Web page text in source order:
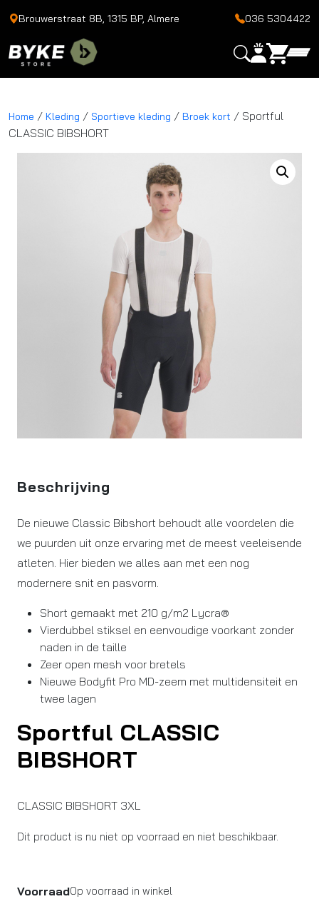
Brouwerstraat 8B, 1315 BP, Almere 036 5304422
Home / Kleding / Sportieve kleding / Broek kort / Sportful
CLASSIC BIBSHORT
Beschrijving
De nieuwe Classic Bibshort behoudt alle voordelen die
we puurden uit onze ervaring met de meest veeleisende
atleten. Hier bieden we alles aan met een nog
modernere snit en pasvorm.
Short gemaakt met 210 g/m2 Lycra®
Vierdubbel stiksel en eenvoudige voorkant zonder
naden in de taille
Zeer open mesh voor bretels
Nieuwe Bodyfit Pro MD-zeem met multidensiteit en
twee lagen
Sportful CLASSIC
BIBSHORT
CLASSIC BIBSHORT 3XL
Dit product is nu niet op voorraad en niet beschikbaar.
VoorraadOp voorraad in winkel